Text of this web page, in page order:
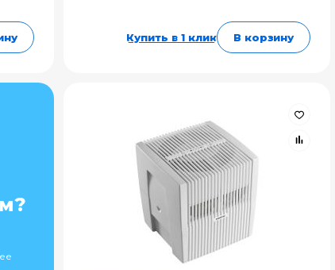
Купить в 1 клик В корзину